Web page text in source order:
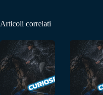
Articoli correlati